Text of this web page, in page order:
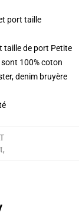
port taille
taille de port Petite
100% coton
denim bruyère
,